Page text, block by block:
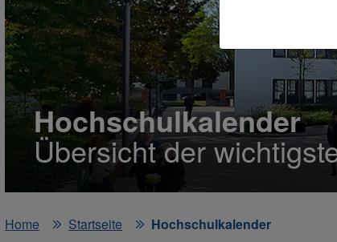
Hochschulkalender
Übersicht der
Home
Startseite Hochschulkalender